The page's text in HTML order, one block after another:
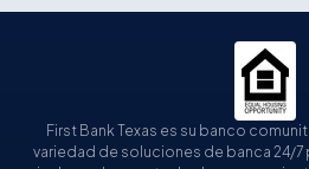
First Bank Texas es su banco
variedad de soluciones de banca 24/7